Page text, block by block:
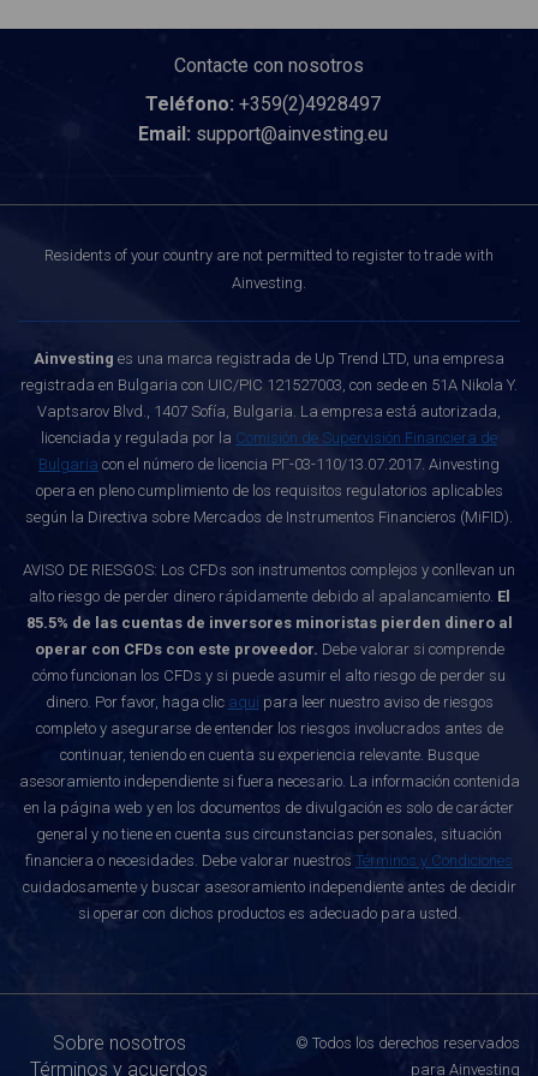
Contacte con nosotros
Teléfono: +359(2)4928497
Email: support@ainvesting.eu
Residents of your country are not permitted to register to trade with
Ainvesting.
Ainvesting es una marca registrada de Up Trend LTD, una empresa
registrada en Bulgaria con UIC/PIC 121527003, con sede en 51A Nikola Y.
Vaptsarov Blvd., 1407 Sofía, Bulgaria. La empresa está autorizada,
licenciada y regulada por la Comisión de Supervisión Financiera de
Bulgaria con el número de licencia РГ-03-110/13.07.2017. Ainvesting
opera en pleno cumplimiento de los requisitos regulatorios aplicables
según la Directiva sobre Mercados de Instrumentos Financieros (MiFID).
AVISO DE RIESGOS: Los CFDs son instrumentos complejos y conllevan un
alto riesgo de perder dinero rápidamente debido al apalancamiento. El
85.5% de las cuentas de inversores minoristas pierden dinero al
operar con CFDs con este proveedor. Debe valorar si comprende
cómo funcionan los CFDs y si puede asumir el alto riesgo de perder su
dinero. Por favor, haga clic aquípara leer nuestro aviso de riesgos
completo y asegurarse de entender los riesgos involucrados antes de
continuar, teniendo en cuenta su experiencia relevante. Busque
asesoramiento independiente si fuera necesario. La información contenida
en la página web y en los documentos de divulgación es solo de carácter
general y no tiene en cuenta sus circunstancias personales, situación
financiera o necesidades. Debe valorar nuestros Términos y Condiciones
cuidadosamente y buscar asesoramiento independiente antes de decidir
si operar con dichos productos es adecuado para usted.
Sobre nosotros
Términos y acuerdos
© Todos los derechos reservados
para Ainvesting